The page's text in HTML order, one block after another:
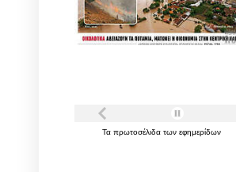
Τα πρωτοσέλιδα των εφημερίδων